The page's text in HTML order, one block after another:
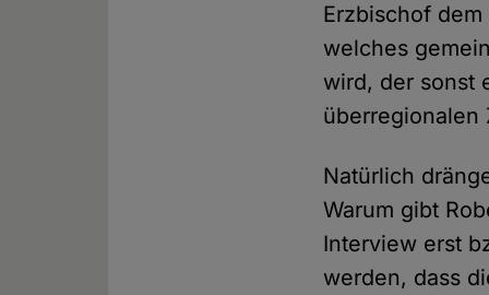
Erzbischof
welches
wird, der sonst
überregionalen
Natürlich
Warum gibt
Interview erst
werden, dass